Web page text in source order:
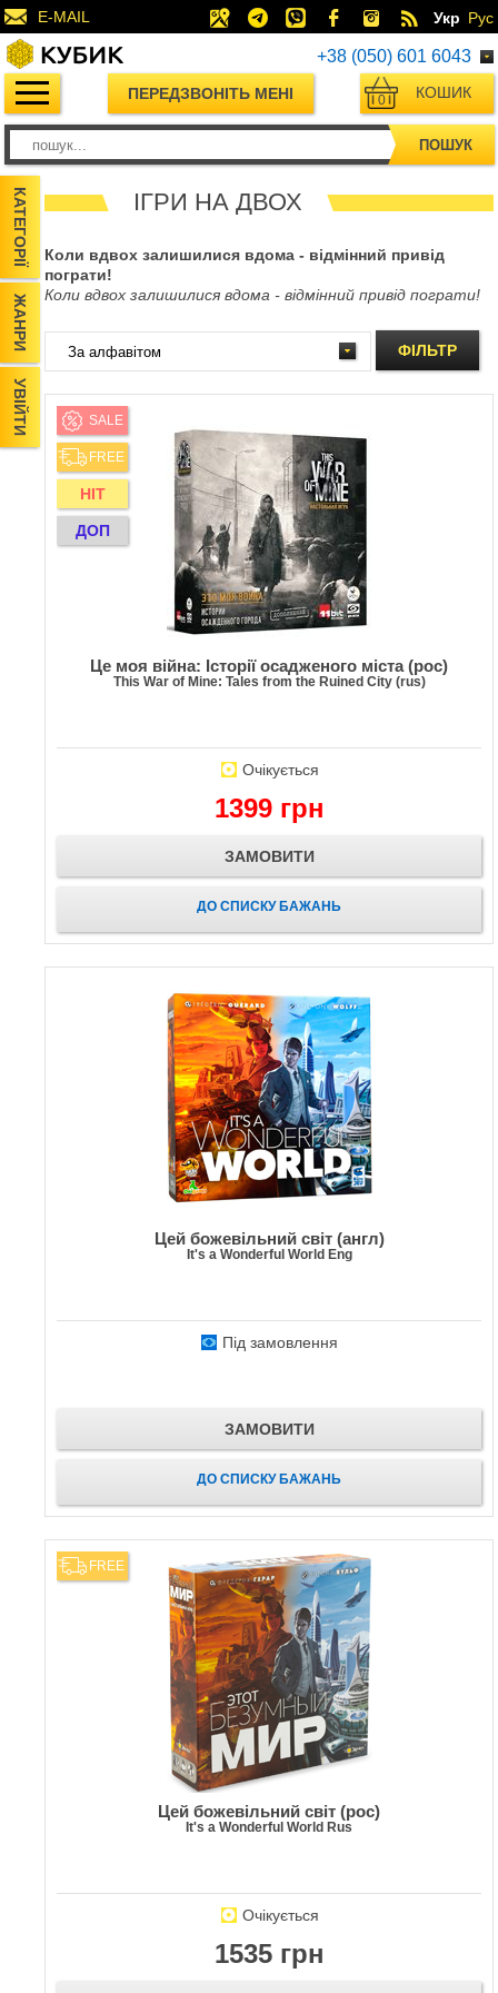
E-MAIL Укр Рус
+38 (050) 601 6043
ПЕРЕДЗВОНІТЬ МЕНІ КОШИК
0
ПОШУК
КАТЕГОРІЇ
ЖАНРИ
УВІЙТИ
ІГРИ НА ДВОХ
Коли вдвох залишилися вдома - відмінний привід
пограти!
Коли вдвох залишилися вдома - відмінний привід пограти!
ФІЛЬТР
SALE
FREE
HIT
ДОП
Це моя війна: Історії осадженого міста (рос)
This War of Mine: Tales from the Ruined City (rus)
Очікується
1399 грн
ЗАМОВИТИ
ДО СПИСКУ БАЖАНЬ
Цей божевільний світ (англ)
It's a Wonderful World Eng
Під замовлення
ЗАМОВИТИ
ДО СПИСКУ БАЖАНЬ
FREE
Цей божевільний світ (рос)
It's a Wonderful World Rus
Очікується
1535 грн